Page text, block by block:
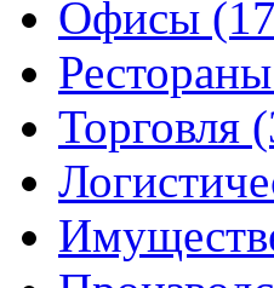
Офисы
Рестораны
Торговля